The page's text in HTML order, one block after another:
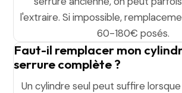
l'extraire. Si impossible,
60-180€ posés.
Faut-il remplacer mon
serrure complète ?
Un cylindre seul peut suffire